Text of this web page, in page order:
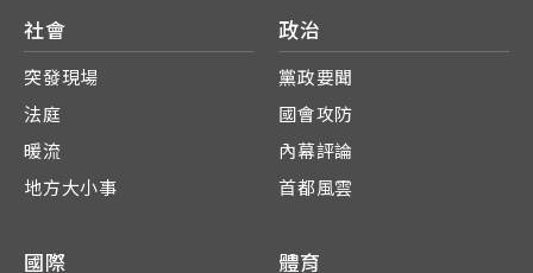
社會
突發現場
法庭
暖流
地方大小事
政治
黨政要聞
國會攻防
內幕評論
首都風雲
國際 體育